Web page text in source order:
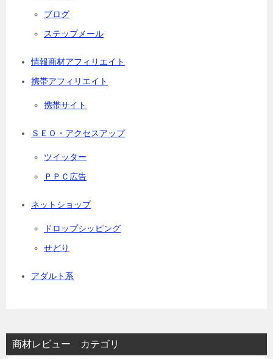
ブログ
ステップメール
情報商材アフィリエイト
携帯アフィリエイト
携帯サイト
ＳＥＯ・アクセスアップ
ツイッター
ＰＰＣ広告
ネットショップ
ドロップシッピング
せどり
アダルト系
商材レビュー カテゴリ